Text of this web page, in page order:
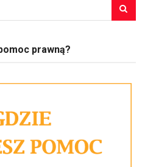
prawną?